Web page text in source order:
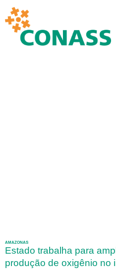
AMAZONAS
Estado trabalha para
produção de oxigênio no